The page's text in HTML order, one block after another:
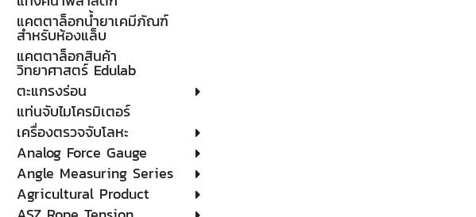
แคตตาล็อกน้ำยาเคมีภัณฑ์
สำหรับห้องแล็บ
แคตตาล็อกสินค้า
วิทยาศาสตร์ Edulab
ตะแกรงร่อน
แท่นจับไมโครมิเตอร์
เครื่องตรวจจับโลหะ
Analog Force Gauge
Angle Measuring Series
Agricultural Product